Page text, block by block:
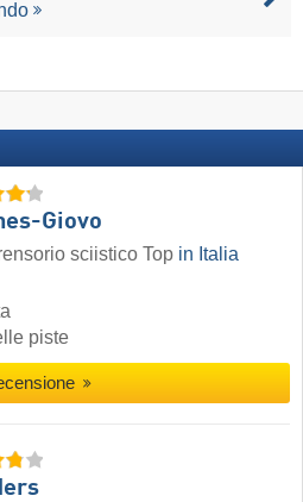
Giovo
sciistico Top in Italia
piste